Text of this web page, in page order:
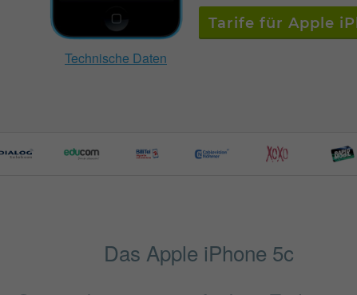
Technische Daten
Tarife für Apple
Das Apple iPhone 5c